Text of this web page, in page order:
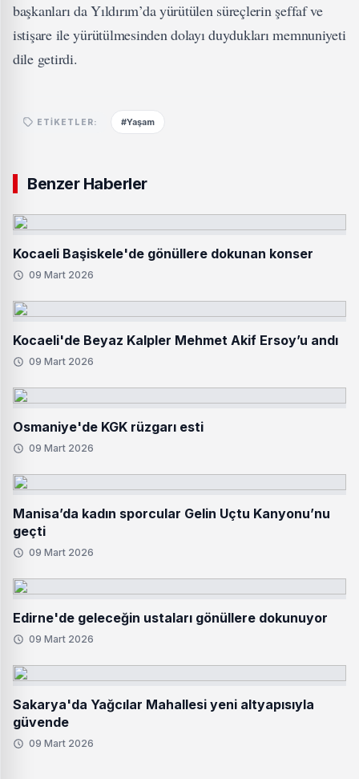
başkanları da Yıldırım’da yürütülen süreçlerin şeffaf ve
istişare ile yürütülmesinden dolayı duydukları memnuniyeti
dile getirdi.
ETIKETLER: #Yaşam
Benzer Haberler
Kocaeli Başiskele'de gönüllere dokunan konser
09 Mart 2026
Kocaeli'de Beyaz Kalpler Mehmet Akif Ersoy’u andı
09 Mart 2026
Osmaniye'de KGK rüzgarı esti
09 Mart 2026
Manisa’da kadın sporcular Gelin Uçtu Kanyonu’nu
geçti
09 Mart 2026
Edirne'de geleceğin ustaları gönüllere dokunuyor
09 Mart 2026
Sakarya'da Yağcılar Mahallesi yeni altyapısıyla
güvende
09 Mart 2026